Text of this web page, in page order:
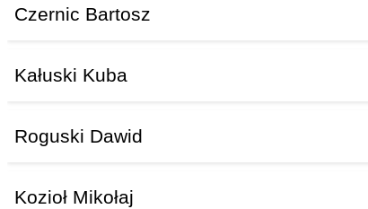
Czernic Bartosz
Kałuski Kuba
Roguski Dawid
Kozioł Mikołaj